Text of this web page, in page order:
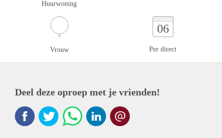
Huurwoning
Vrouw
06
Per direct
Deel deze oproep met je vrienden!